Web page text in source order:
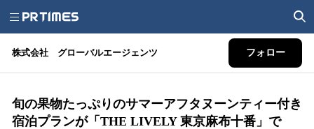
株式会社 グローバルエージェンツ フォロー
旬の果物たっぷりのサマーアフタヌーンティー付き
宿泊プランが「THE LIVELY 東京麻布十番」で